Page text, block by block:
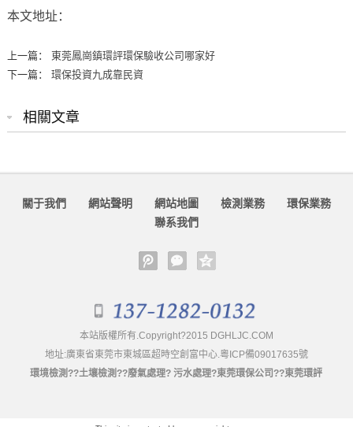
本文地址：
上一篇： 東莞鳳崗鎮環評環保驗收公司哪家好
下一篇： 環保投資九成靠民資
相關文章
關于我們 網站聲明 網站地圖 檢測業務
環保業務
聯系我們
本站版權所有.Copyright?2015 DGHLJC.COM
地址:廣東省東莞市東城區超時空創富中心. 粵ICP備09017635號
環境檢測??土壤檢測??廢氣處理?污水處理?東莞環保公司??東莞環評